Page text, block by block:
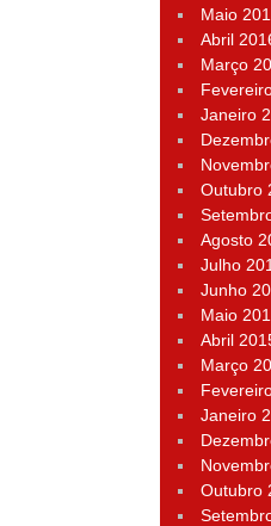
Maio
Abril
Março
Janeiro
Outubro
Agosto
Julho
Junho
Maio
Abril
Março
Janeiro
Outubro